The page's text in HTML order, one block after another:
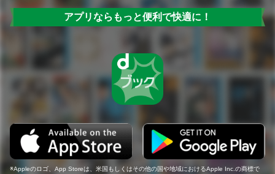
アプリならもっと便利で快適に！
Appleのロゴ、App Storeは、米国もしくはその他の国や地域におけるApple Inc.の商標で